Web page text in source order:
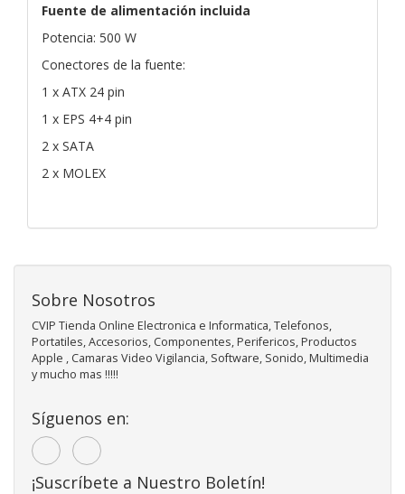
Fuente de alimentación incluida
Potencia: 500 W
Conectores de la fuente:
1 x ATX 24 pin
1 x EPS 4+4 pin
2 x SATA
2 x MOLEX
Sobre Nosotros
CVIP Tienda Online Electronica e Informatica, Telefonos,
Portatiles, Accesorios, Componentes, Perifericos, Productos
Apple , Camaras Video Vigilancia, Software, Sonido, Multimedia
y mucho mas !!!!!
Síguenos en:
¡Suscríbete a Nuestro Boletín!